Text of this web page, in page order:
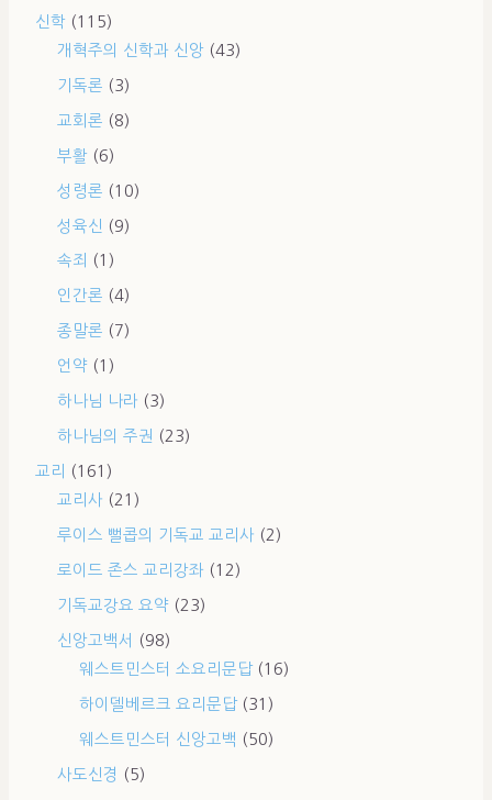
신학 (115)
개혁주의 신학과 신앙 (43)
기독론 (3)
교회론 (8)
부활 (6)
성령론 (10)
성육신 (9)
속죄 (1)
인간론 (4)
종말론 (7)
언약 (1)
하나님 나라 (3)
하나님의 주권 (23)
교리
(161)
교리사 (21)
루이스 뻘콥의 기독교 교리사 (2)
로이드 존스 교리강좌 (12)
기독교강요 요약 (23)
신앙고백서
(98)
웨스트민스터 소요리문답(16)
하이델베르크 요리문답(31)
웨스트민스터 신앙고백 (50)
사도신경 (5)